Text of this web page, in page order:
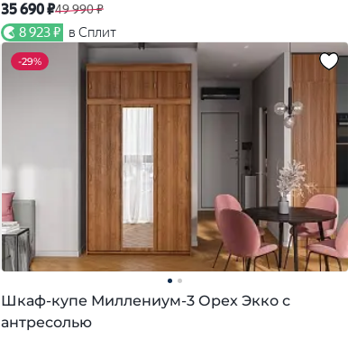
35 690 ₽49 990 ₽
8 923 ₽ в Сплит
-29%
Шкаф-купе Миллениум-3 Орех Экко с
антресолью